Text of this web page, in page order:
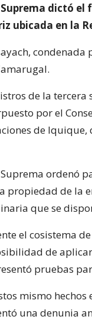
dictó
ubicada en la
de la tercera
por el
de
ordenó
propiedad de la
que se
el cosistema
de
pruebas
mismo
una denunia